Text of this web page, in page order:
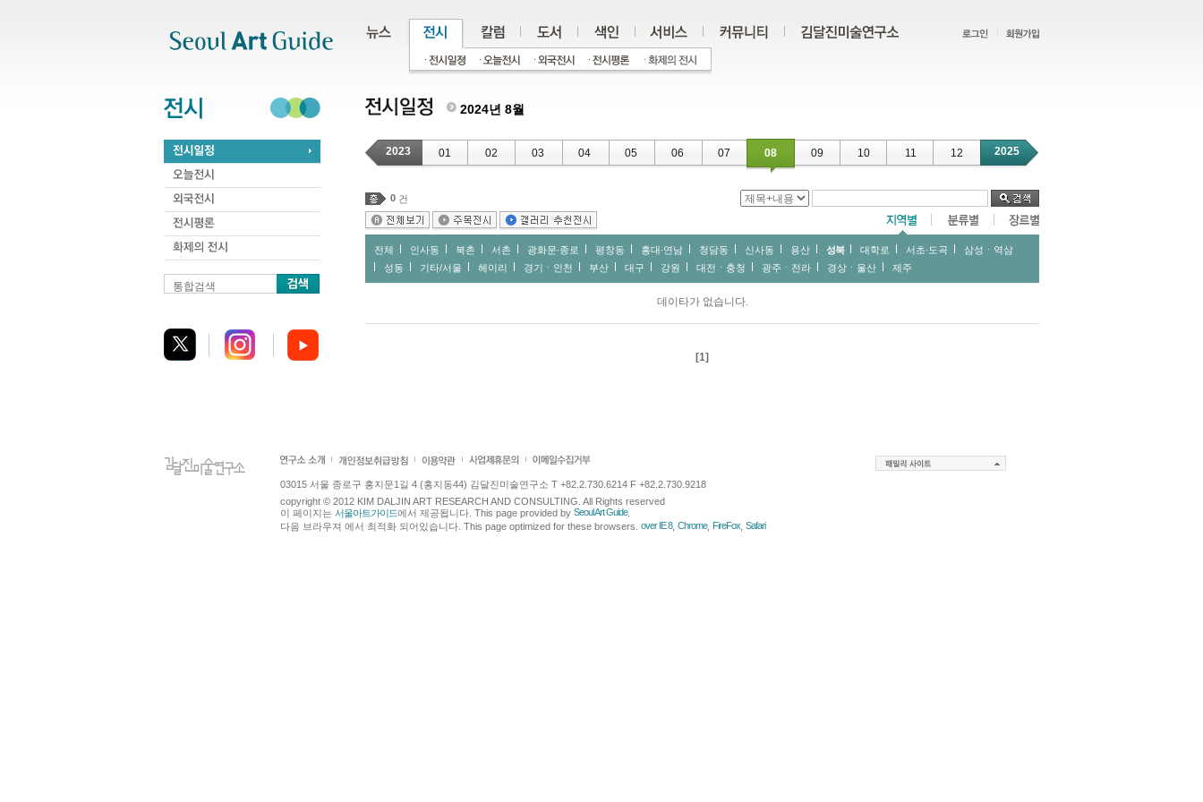
통합검색
2024년 8월
2023 01 02 03 04 05 06 07 08 09 10 11 12 2025
0 건
전체 인사동 북촌 서촌 광화문∙종로 평창동 홍대∙연남 청담동 신사동 용산 성북 대학로 서초∙도곡
삼성ㆍ역삼
성동
기타/서울 헤이리 경기ㆍ인천 부산 대구 강원 대전ㆍ충청 광주ㆍ전라 경상ㆍ울산 제주
데이타가 없습니다.
[1]
03015 서울 종로구 홍지문1길 4 (홍지동44) 김달진미술연구소 T +82.2.730.6214 F +82.2.730.9218
copyright © 2012 KIM DALJIN ART RESEARCH AND CONSULTING. All Rights reserved
이 페이지는 서울아트가이드에서 제공됩니다. This page provided by Seoul Art Guide.
다음 브라우져 에서 최적화 되어있습니다. This page optimized for these browsers. over IE 8, Chrome, FireFox Safari